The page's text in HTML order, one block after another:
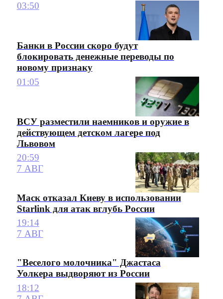
03:50
Банки в России скоро будут
блокировать денежные переводы по
новому признаку
01:05
ВСУ разместили наемников и оружие в
действующем детском лагере под
Львовом
20:59
7 АВГ
Маск отказал Киеву в использовании
Starlink для атак вглубь России
19:14
7 АВГ
"Веселого молочника" Джастаса
Уолкера выдворяют из России
18:12